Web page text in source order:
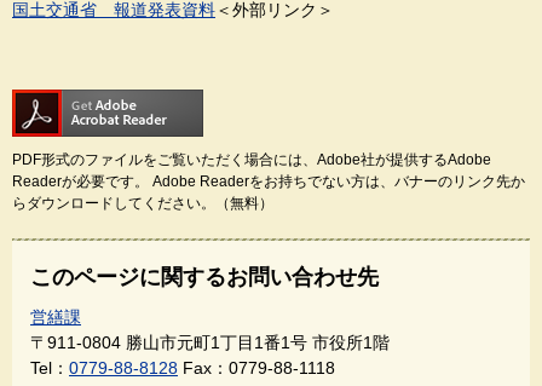
国土交通省 報道発表資料＜外部リンク＞
PDF形式のファイルをご覧いただく場合には、Adobe社が提供するAdobe
Readerが必要です。
Adobe Readerをお持ちでない方は、バナーのリンク先か
らダウンロードしてください。（無料）
このページに関するお問い合わせ先
営繕課
〒911-0804 勝山市元町1丁目1番1号 市役所1階
Tel： 0779-88-8128 Fax：0779-88-1118